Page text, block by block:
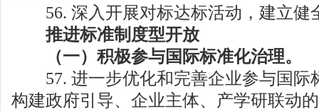
56. 深入开展对标达标活动，建立健
推进标准制度型开放
（一）积极参与国际标准化治理。
57. 进一步优化和完善企业参与国际
构建政府引导、企业主体、产学研联动